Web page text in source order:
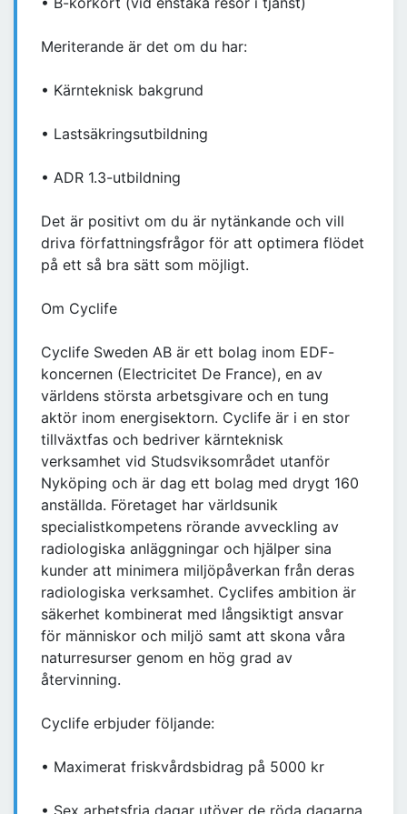
Meriterande är det om du har:
• Kärnteknisk bakgrund
• Lastsäkringsutbildning
• ADR 1.3-utbildning
Det är positivt om du är nytänkande och vill
driva författningsfrågor för att optimera flödet
på ett så bra sätt som möjligt.
Om Cyclife
Cyclife Sweden AB är ett bolag inom EDF-
koncernen (Electricitet De France), en av
världens största arbetsgivare och en tung
aktör inom energisektorn. Cyclife är i en stor
tillväxtfas och bedriver kärnteknisk
verksamhet vid Studsviksområdet utanför
Nyköping och är dag ett bolag med drygt 160
anställda. Företaget har världsunik
specialistkompetens rörande avveckling av
radiologiska anläggningar och hjälper sina
kunder att minimera miljöpåverkan från deras
radiologiska verksamhet. Cyclifes ambition är
säkerhet kombinerat med långsiktigt ansvar
för människor och miljö samt att skona våra
naturresurser genom en hög grad av
återvinning.
Cyclife erbjuder följande:
• Maximerat friskvårdsbidrag på 5000 kr